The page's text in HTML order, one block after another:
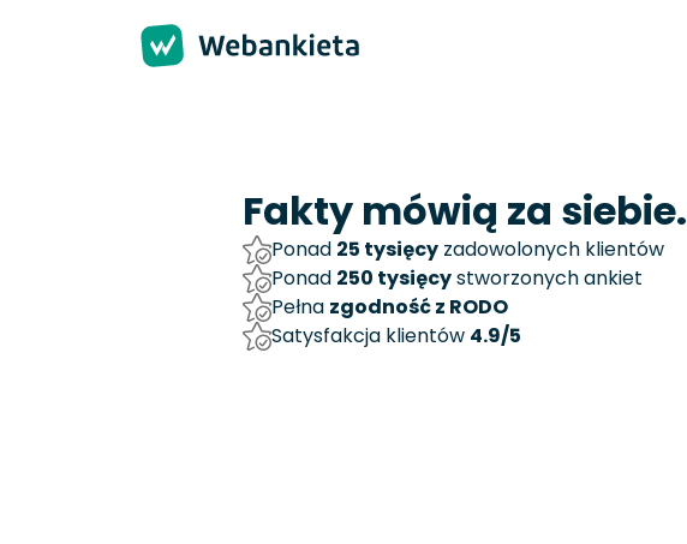
Fakty mówią za siebie.
Ponad 25 tysięcy zadowolonych klientów
Ponad 250 tysięcystworzonych ankiet
Pełna zgodność z RODO
Satysfakcja klientów 4.9/5